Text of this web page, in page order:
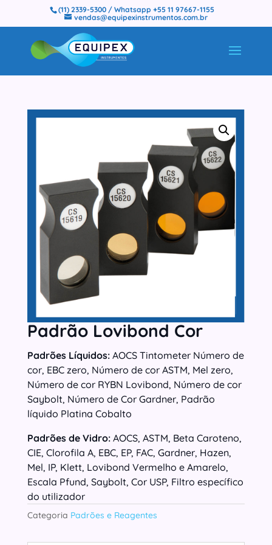
(11) 2339-5300 / Whatsapp +55 11 97667-1155
vendas@equipexinstrumentos.com.br
Padrão Lovibond Cor
Padrões Líquidos:AOCS Tintometer Número de
cor, EBC zero, Número de cor ASTM, Mel zero,
Número de cor RYBN Lovibond, Número de cor
Saybolt, Número de Cor Gardner, Padrão
líquido Platina Cobalto
Padrões de Vidro:AOCS, ASTM, Beta Caroteno,
CIE, Clorofila A, EBC, EP, FAC, Gardner, Hazen,
Mel, IP, Klett, Lovibond Vermelho e Amarelo,
Escala Pfund, Saybolt, Cor USP, Filtro específico
do utilizador
Categoria Padrões e Reagentes